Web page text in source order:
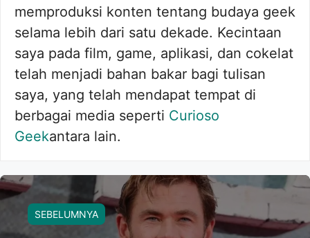
memproduksi konten tentang budaya geek
selama lebih dari satu dekade. Kecintaan
saya pada film, game, aplikasi, dan cokelat
telah menjadi bahan bakar bagi tulisan
saya, yang telah mendapat tempat di
berbagai media seperti Curioso
Geekantara lain.
SEBELUMNYA